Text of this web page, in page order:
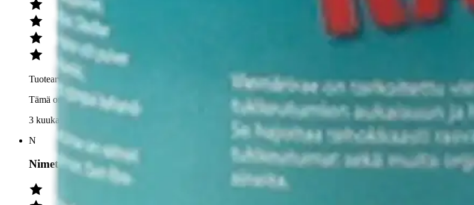
Tuotearvioiden keskiarvo
Tämä on tehokas tukkeutumien avaaja. Pitää vain varoa kosketusta rakeen kanssa, koska on voimakkaasti syövyttävää.
3 kuukautta sitten
N
Nimetön